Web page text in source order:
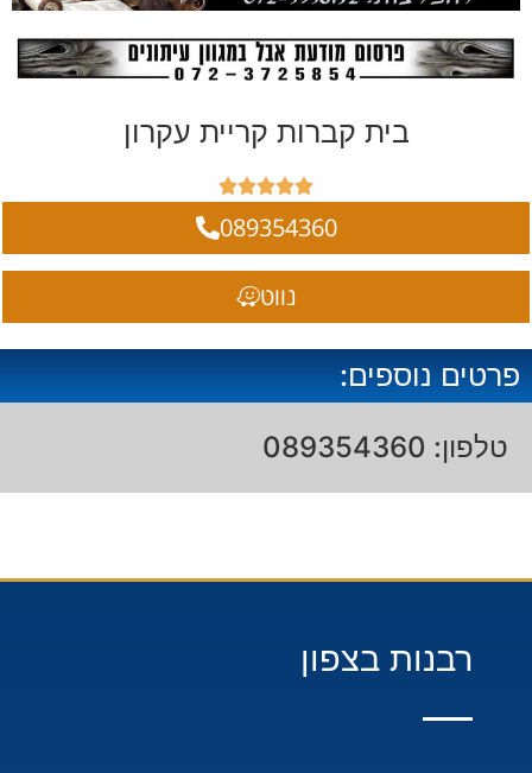
בית קברות קריית עקרון





089354360
נווט
פרטים נוספים:
טלפון: 089354360
רבנות בצפון